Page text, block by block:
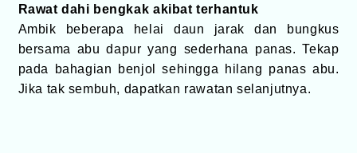
Rawat dahi bengkak akibat terhantuk
Ambik beberapa helai daun jarak dan bungkus
bersama abu dapur yang sederhana panas. Tekap
pada bahagian benjol sehingga hilang panas abu.
Jika tak sembuh, dapatkan rawatan selanjutnya.